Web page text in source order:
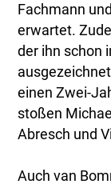
Fachmann
erwartet.
der ihn schon
einen Zwei-
stoßen
Abresch und
Auch van